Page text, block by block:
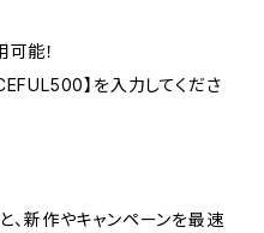
能！
】を入力してくださ
、新作やキャンペーンを最速